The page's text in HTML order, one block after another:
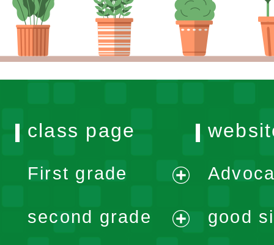
class page
First grade
menu
second grade
good